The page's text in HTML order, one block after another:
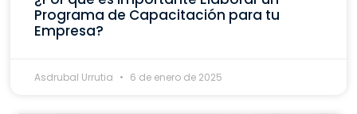
Programa de Capacitación para tu
Empresa?
Asdrubal Urrutia 6 de enero de 2025